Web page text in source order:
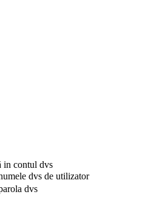
in contul dvs
dvs de utilizator
dvs